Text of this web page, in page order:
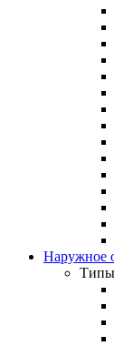
Наружное
Типы